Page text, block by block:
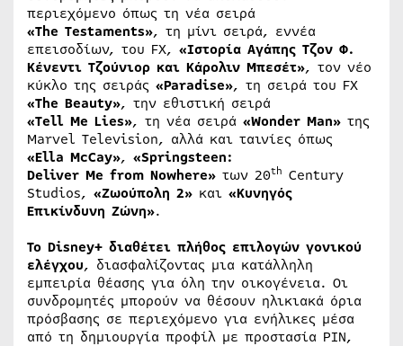
περιεχόμενο όπως τη νέα σειρά
«The Testaments», τη μίνι σειρά, εννέα
επεισοδίων, του FX, «Ιστορία Αγάπης Τζον Φ.
Κένεντι Τζούνιορ και Κάρολιν Μπεσέτ», τον νέο
κύκλο της σειράς «Paradise», τη σειρά του FX
«The Beauty», την εθιστική σειρά
«Tell Me Lies», τη νέα σειρά «Wonder Man» της
Marvel Television, αλλά και ταινίες όπως
«Ella McCay», «Springsteen:
Deliver Me from Nowhere» των 20th Century
Studios, «Ζωούπολη 2» και «Κυνηγός
Επικίνδυνη Ζώνη».
Το Disney+ διαθέτει πλήθος επιλογών γονικού
ελέγχου, διασφαλίζοντας μια κατάλληλη
εμπειρία θέασης για όλη την οικογένεια. Οι
συνδρομητές μπορούν να θέσουν ηλικιακά όρια
πρόσβασης σε περιεχόμενο για ενήλικες μέσα
από τη δημιουργία προφίλ με προστασία PIN,